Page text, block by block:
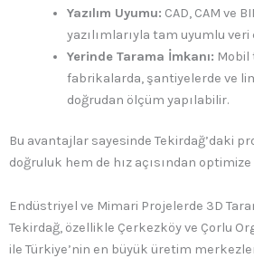
Yazılım Uyumu: CAD, CAM ve
yazılımlarıyla tam uyumlu veri
Yerinde Tarama İmkanı: Mobil
fabrikalarda, şantiyelerde ve
doğrudan ölçüm yapılabilir.
Bu avantajlar sayesinde Tekirdağ’daki
doğruluk hem de hız açısından optimize
Endüstriyel ve Mimari Projelerde 3D
Tekirdağ, özellikle Çerkezköy ve Çorlu
ile Türkiye’nin en büyük üretim